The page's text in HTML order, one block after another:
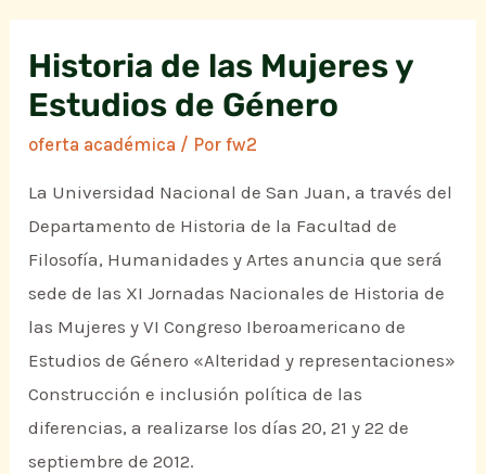
Historia de las Mujeres y
Estudios de Género
oferta académica / Porfw2
La Universidad Nacional de San Juan, a través del
Departamento de Historia de la Facultad de
Filosofía, Humanidades y Artes anuncia que será
sede de las XI Jornadas Nacionales de Historia de
las Mujeres y VI Congreso Iberoamericano de
Estudios de Género «Alteridad y representaciones»
Construcción e inclusión política de las
diferencias, a realizarse los días 20, 21 y 22 de
septiembre de 2012.